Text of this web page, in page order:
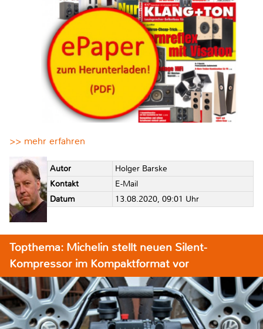
>> mehr erfahren
Autor
Holger Barske
Kontakt
E-Mail
Datum
13.08.2020, 09:01 Uhr
Topthema: Michelin stellt neuen Silent-
Kompressor im Kompaktformat vor